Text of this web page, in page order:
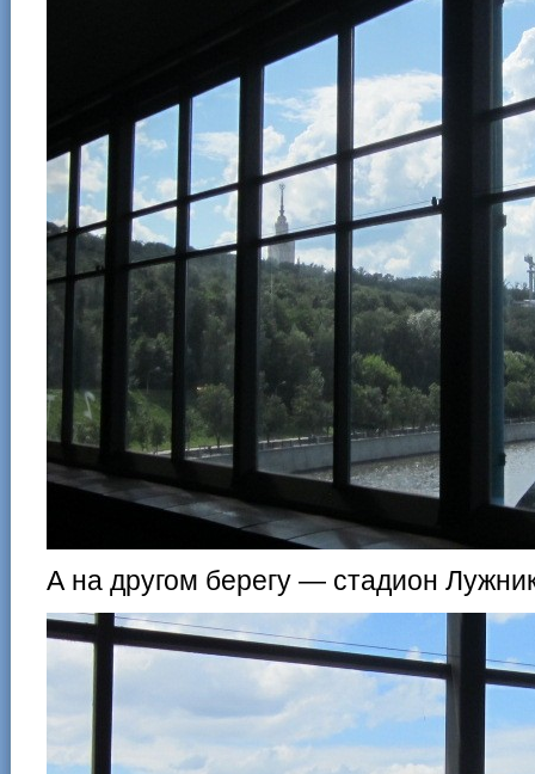
А на другом берегу — стадион